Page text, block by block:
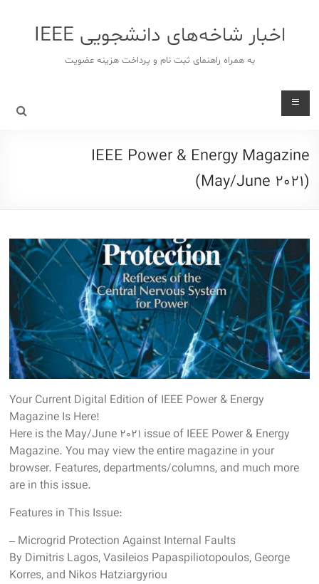
اخبار شاخه‌های دانشجویی IEEE
به همراه راهنمای ثبت نام و پرداخت هزینه عضویت
IEEE Power & Energy Magazine
(May/June 2021)
Your Current Digital Edition of IEEE Power & Energy
Magazine Is Here!
Here is the May/June 2021 issue of IEEE Power & Energy
Magazine. You may view the entire magazine in your
browser. Features, departments/columns, and much more
are in this issue.
Features in This Issue:
– Microgrid Protection Against Internal Faults
By Dimitris Lagos, Vasileios Papaspiliotopoulos, George
Korres, and Nikos Hatziargyriou